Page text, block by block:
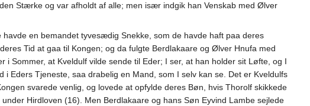
Stærke og var afholdt af alle; men især indgik han Venskab med Ølver
en bemandet tyvesædig Snekke, som de havde haft paa deres
Tid at gaa til Kongen; og da fulgte Berdlakaare og Ølver Hnufa med
Sommer, at Kveldulf vilde sende til Eder; I ser, at han holder sit Løfte, og I
Eders Tjeneste, saa drabelig en Mand, som I selv kan se. Det er Kveldulfs
svarede venlig, og lovede at opfylde deres Bøn, hvis Thorolf skikkede
Hirdloven (16). Men Berdlakaare og hans Søn Eyvind Lambe sejlede